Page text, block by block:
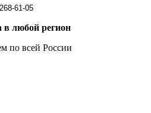
61-05
в любой регион
по всей России